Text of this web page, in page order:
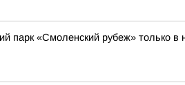
парк «Смоленский рубеж» только